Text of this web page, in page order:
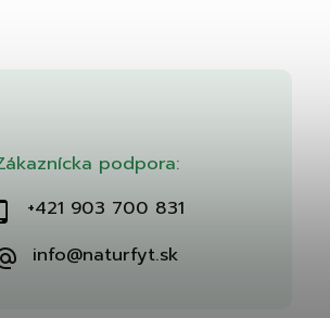
podpora:
+421 903 700 831
info@naturfyt.sk